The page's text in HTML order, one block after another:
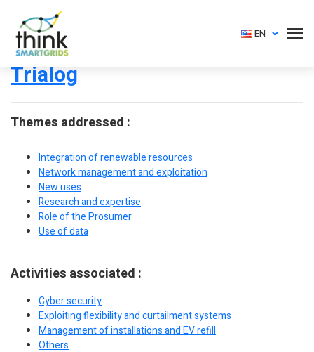
EN
Trialog
Themes addressed :
Integration of renewable resources
Network management and exploitation
New uses
Research and expertise
Role of the Prosumer
Use of data
Activities associated :
Cyber security
Exploiting flexibility and curtailment systems
Management of installations and EV refill
Others